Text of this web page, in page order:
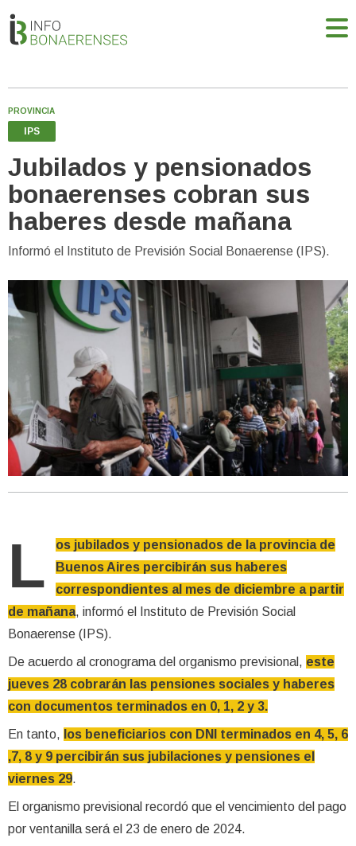
PROVINCIA
IPS
Jubilados y pensionados
bonaerenses cobran sus
haberes desde mañana
Informó el Instituto de Previsión Social Bonaerense (IPS).
L
os jubilados y pensionados de la provincia de
Buenos Aires percibirán sus haberes
correspondientes al mes de diciembre a partir
de mañana, informó el Instituto de Previsión Social
Bonaerense (IPS).
De acuerdo al cronograma del organismo previsional, este
jueves 28 cobrarán las pensiones sociales y haberes
con documentos terminados en 0, 1, 2 y 3.
En tanto, los beneficiarios con DNI terminados en 4, 5, 6
,7, 8 y 9 percibirán sus jubilaciones y pensiones el
viernes 29.
El organismo previsional recordó que el vencimiento del pago
por ventanilla será el 23 de enero de 2024.